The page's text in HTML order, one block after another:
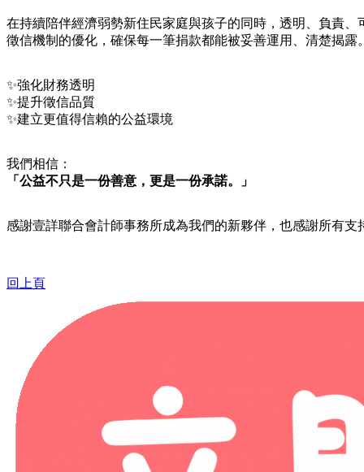
在持續陪伴經濟弱勢新住民家庭與孩子的同時，透明、負責
徵信機制的優化，確保每一筆捐款都能被妥善運用、清楚揭露
✨強化財務透明
✨提升徵信品質
✨建立更值得信賴的公益環境
我們相信：
「公益不只是一份善意，更是一份承諾。」
感謝壹詳聯合會計師事務所成為我們的新夥伴，也感謝所有
回上頁